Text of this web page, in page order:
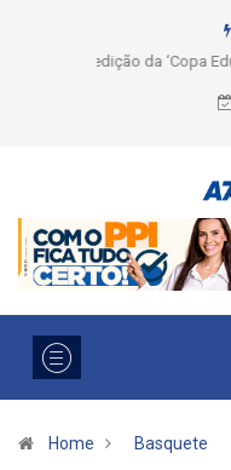
Liga 2026: Equipes rompem
a 2°
Home Basquete